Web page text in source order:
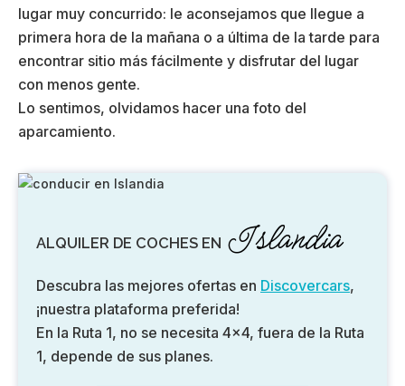
lugar muy concurrido: le aconsejamos que llegue a
primera hora de la mañana o a última de la tarde para
encontrar sitio más fácilmente y disfrutar del lugar
con menos gente.
Lo sentimos, olvidamos hacer una foto del
aparcamiento.
ALQUILER DE COCHES EN Islandia
Descubra las mejores ofertas en Discovercars,
¡nuestra plataforma preferida!
En la Ruta 1, no se necesita 4×4, fuera de la Ruta
1, depende de sus planes.